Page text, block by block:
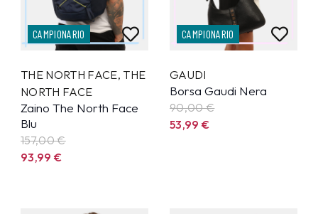
CAMPIONARIO
THE NORTH FACE, THE
NORTH FACE
Zaino The North Face
Blu
157,00 €
93,99€
CAMPIONARIO
GAUDI
Borsa Gaudi Nera
90,00 €
53,99€